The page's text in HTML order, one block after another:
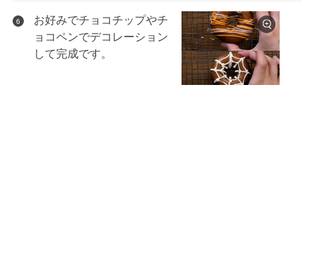
6
お好みでチョコチップやチ
ョコペンでデコレーション
して完成です。